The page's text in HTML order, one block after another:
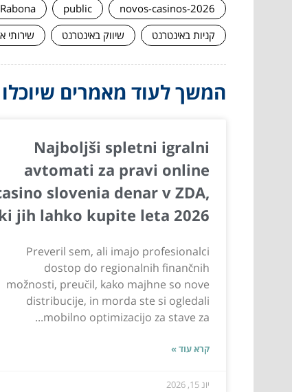
novos-casinos-2026
public
Rabona
קניות באינטרנט
שיווק באינטרנט שירותי
המשך לעוד מאמרים שיוכלו
Najboljši spletni igralni
avtomati za pravi online
slovenia denar v ZDA,
jih lahko kupite leta 2026
Preveril sem, ali imajo profesionalci
dostop do regionalnih finančnih
možnosti, preučil, kako majhne so nove
distribucije, in morda ste si ogledali
mobilno optimizacijo za stave za...
קרא עוד »
יונ 15, 2026